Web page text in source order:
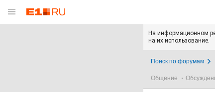
На информационном
на их использование.
Поиск по форумам
Общение